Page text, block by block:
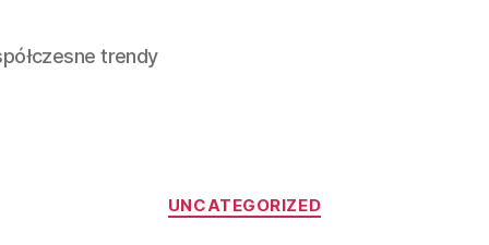
trendy
Kategorie
UNCATEGORIZED